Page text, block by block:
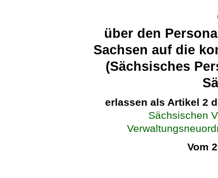
über den
Sachsen auf die
(Sächsisches
erlassen als Artikel 2
Sächsischen
Vom